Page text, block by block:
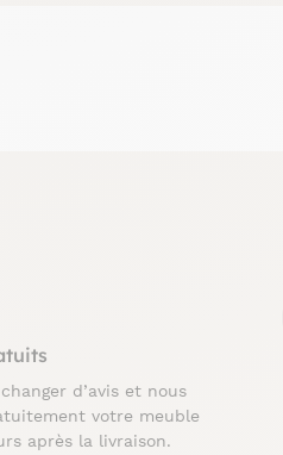
d’avis et nous
votre meuble
après la livraison.